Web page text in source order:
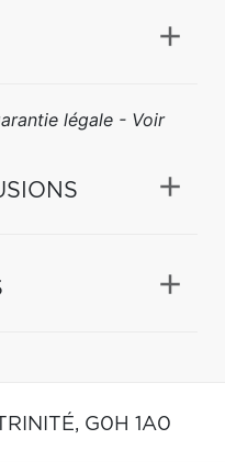
légale - Voir
G0H 1A0